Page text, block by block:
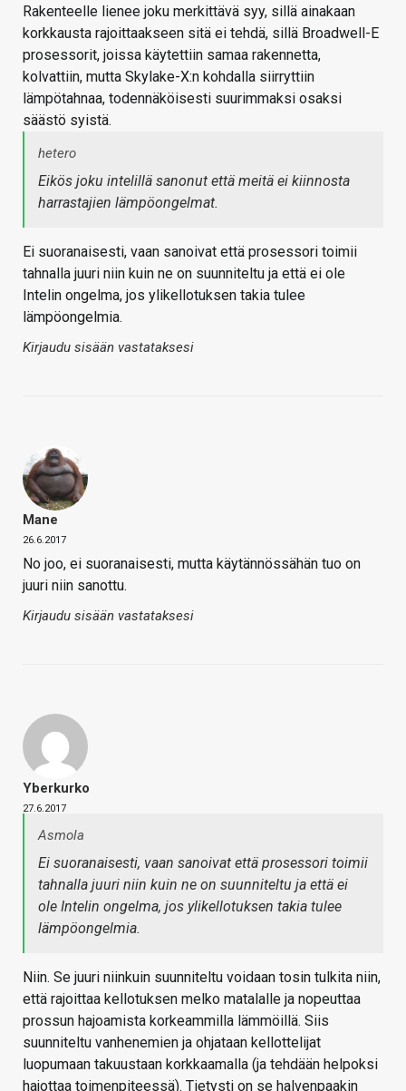
Rakenteelle lienee joku merkittävä syy, sillä ainakaan
korkkausta rajoittaakseen sitä ei tehdä, sillä Broadwell-E
prosessorit, joissa käytettiin samaa rakennetta,
kolvattiin, mutta Skylake-X:n kohdalla siirryttiin
lämpötahnaa, todennäköisesti suurimmaksi osaksi
säästö syistä.
hetero
Eikös joku intelillä sanonut että meitä ei kiinnosta
harrastajien lämpöongelmat.
Ei suoranaisesti, vaan sanoivat että prosessori toimii
tahnalla juuri niin kuin ne on suunniteltu ja että ei ole
Intelin ongelma, jos ylikellotuksen takia tulee
lämpöongelmia.
Kirjaudu sisään vastataksesi
Mane
26.6.2017
No joo, ei suoranaisesti, mutta käytännössähän tuo on
juuri niin sanottu.
Kirjaudu sisään vastataksesi
Yberkurko
27.6.2017
Asmola
Ei suoranaisesti, vaan sanoivat että prosessori toimii
tahnalla juuri niin kuin ne on suunniteltu ja että ei
ole Intelin ongelma, jos ylikellotuksen takia tulee
lämpöongelmia.
Niin. Se juuri niinkuin suunniteltu voidaan tosin tulkita niin,
että rajoittaa kellotuksen melko matalalle ja nopeuttaa
prossun hajoamista korkeammilla lämmöillä. Siis
suunniteltu vanhenemien ja ohjataan kellottelijat
luopumaan takuustaan korkkaamalla (ja tehdään helpoksi
hajottaa toimenpiteessä). Tietysti on se halvenpaakin